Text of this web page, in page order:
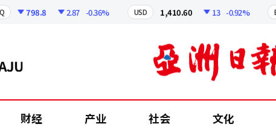
798.8 2.87 -0.36% USD 1,410.60 13 -0.92% EUR
财经 产业 社会 文化